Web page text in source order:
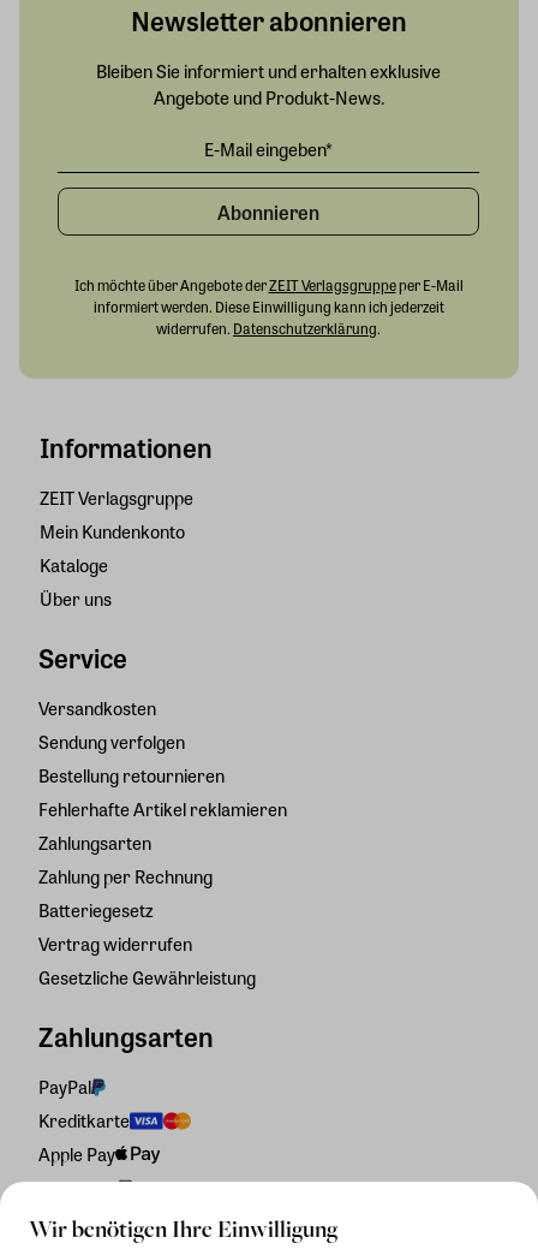
Wir benötigen Ihre Einwilligung
Informationen
ZEIT Verlagsgruppe
Mein Kundenkonto
Kataloge
Über uns
Service
Versandkosten
Sendung verfolgen
Bestellung retournieren
Fehlerhafte Artikel reklamieren
Zahlungsarten
Zahlung per Rechnung
Batteriegesetz
Vertrag widerrufen
Gesetzliche Gewährleistung
Zahlungsarten
PayPal
Kreditkarte
Apple Pay
Rechnung
Newsletter abonnieren
Bleiben Sie informiert und erhalten exklusive
Angebote und Produkt-News.
Abonnieren
Ich möchte über Angebote derZEIT Verlagsgruppeper E-Mail
informiert werden. Diese Einwilligung kann ich jederzeit
widerrufen. Datenschutzerklärung.